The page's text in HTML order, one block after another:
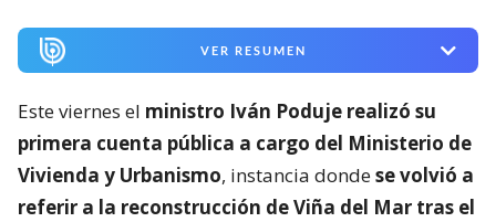
VER RESUMEN
Este viernes el ministro Iván Poduje realizó su
primera cuenta pública a cargo del Ministerio de
Vivienda y Urbanismo, instancia dondese volvió a
referir a la reconstrucción de Viña del Mar tras el